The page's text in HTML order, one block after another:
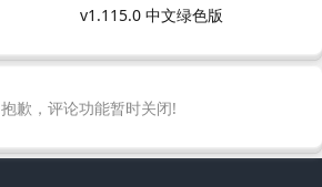
v1.115.0 中文绿色版
抱歉，评论功能暂时关闭!